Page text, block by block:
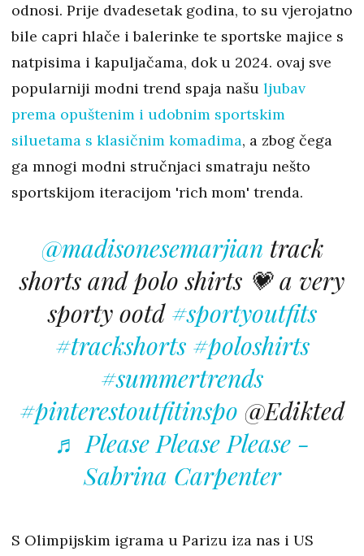
odnosi. Prije dvadesetak godina, to su vjerojatno
bile capri hlače i balerinke te sportske majice s
natpisima i kapuljačama, dok u 2024. ovaj sve
popularniji modni trend spaja našu ljubav
prema opuštenim i udobnim sportskim
siluetama s klasičnim komadima, a zbog čega
ga mnogi modni stručnjaci smatraju nešto
sportskijom iteracijom 'rich mom' trenda.
@madisonesemarjian track
shorts and polo shirts 💗 a very
sporty ootd #sportyoutfits
#trackshorts #poloshirts
#summertrends
#pinterestoutfitinspo @Edikted
♬ Please Please Please -
Sabrina Carpenter
S Olimpijskim igrama u Parizu iza nas i US